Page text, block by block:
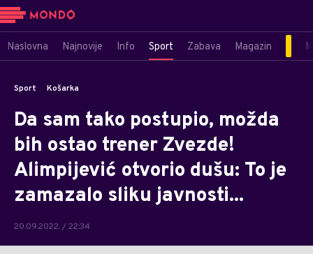
Naslovna Najnovije Info Sport Zabava Magazin
Sport Košarka
Da sam tako postupio, možda
bih ostao trener Zvezde!
Alimpijević otvorio dušu: To je
zamazalo sliku javnosti...
20.09.2022. / 22:34